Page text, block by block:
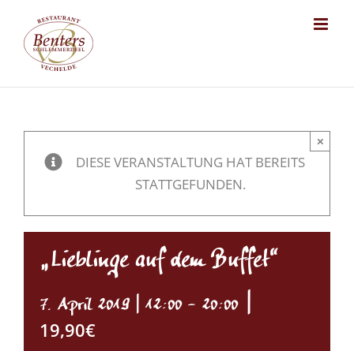
content
DIESE VERANSTALTUNG HAT BEREITS
STATTGEFUNDEN.
×
„Lieblinge auf dem Buffet“
7. April 2019 | 12:00- 20:00
19,90€